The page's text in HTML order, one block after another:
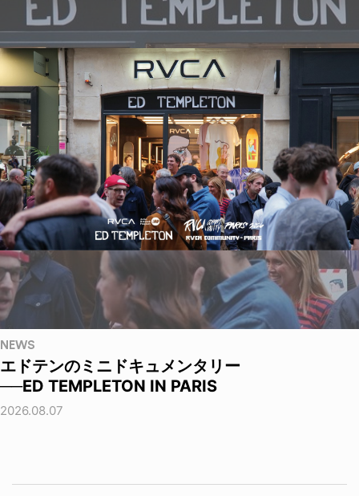
NEWS
エドテンのミニドキュメンタリー
──ED TEMPLETON IN PARIS
2026.08.07